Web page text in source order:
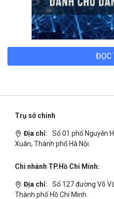
ĐỌC
Trụ sở chính
Địa chỉ:
Số 01 phố Nguyễn
Xuân, Thành phố Hà Nội.
Chi nhánh TP.Hồ Chí Minh:
Địa chỉ:
Số 127 đường Võ
Thành phố Hồ Chí Minh.